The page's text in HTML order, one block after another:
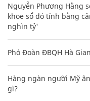
Nguyễn Phương Hằng
khoe sổ đỏ tính bằng
nghìn tỷ'
Phó Đoàn ĐBQH Hà
Hàng ngàn người Mỹ
gì?